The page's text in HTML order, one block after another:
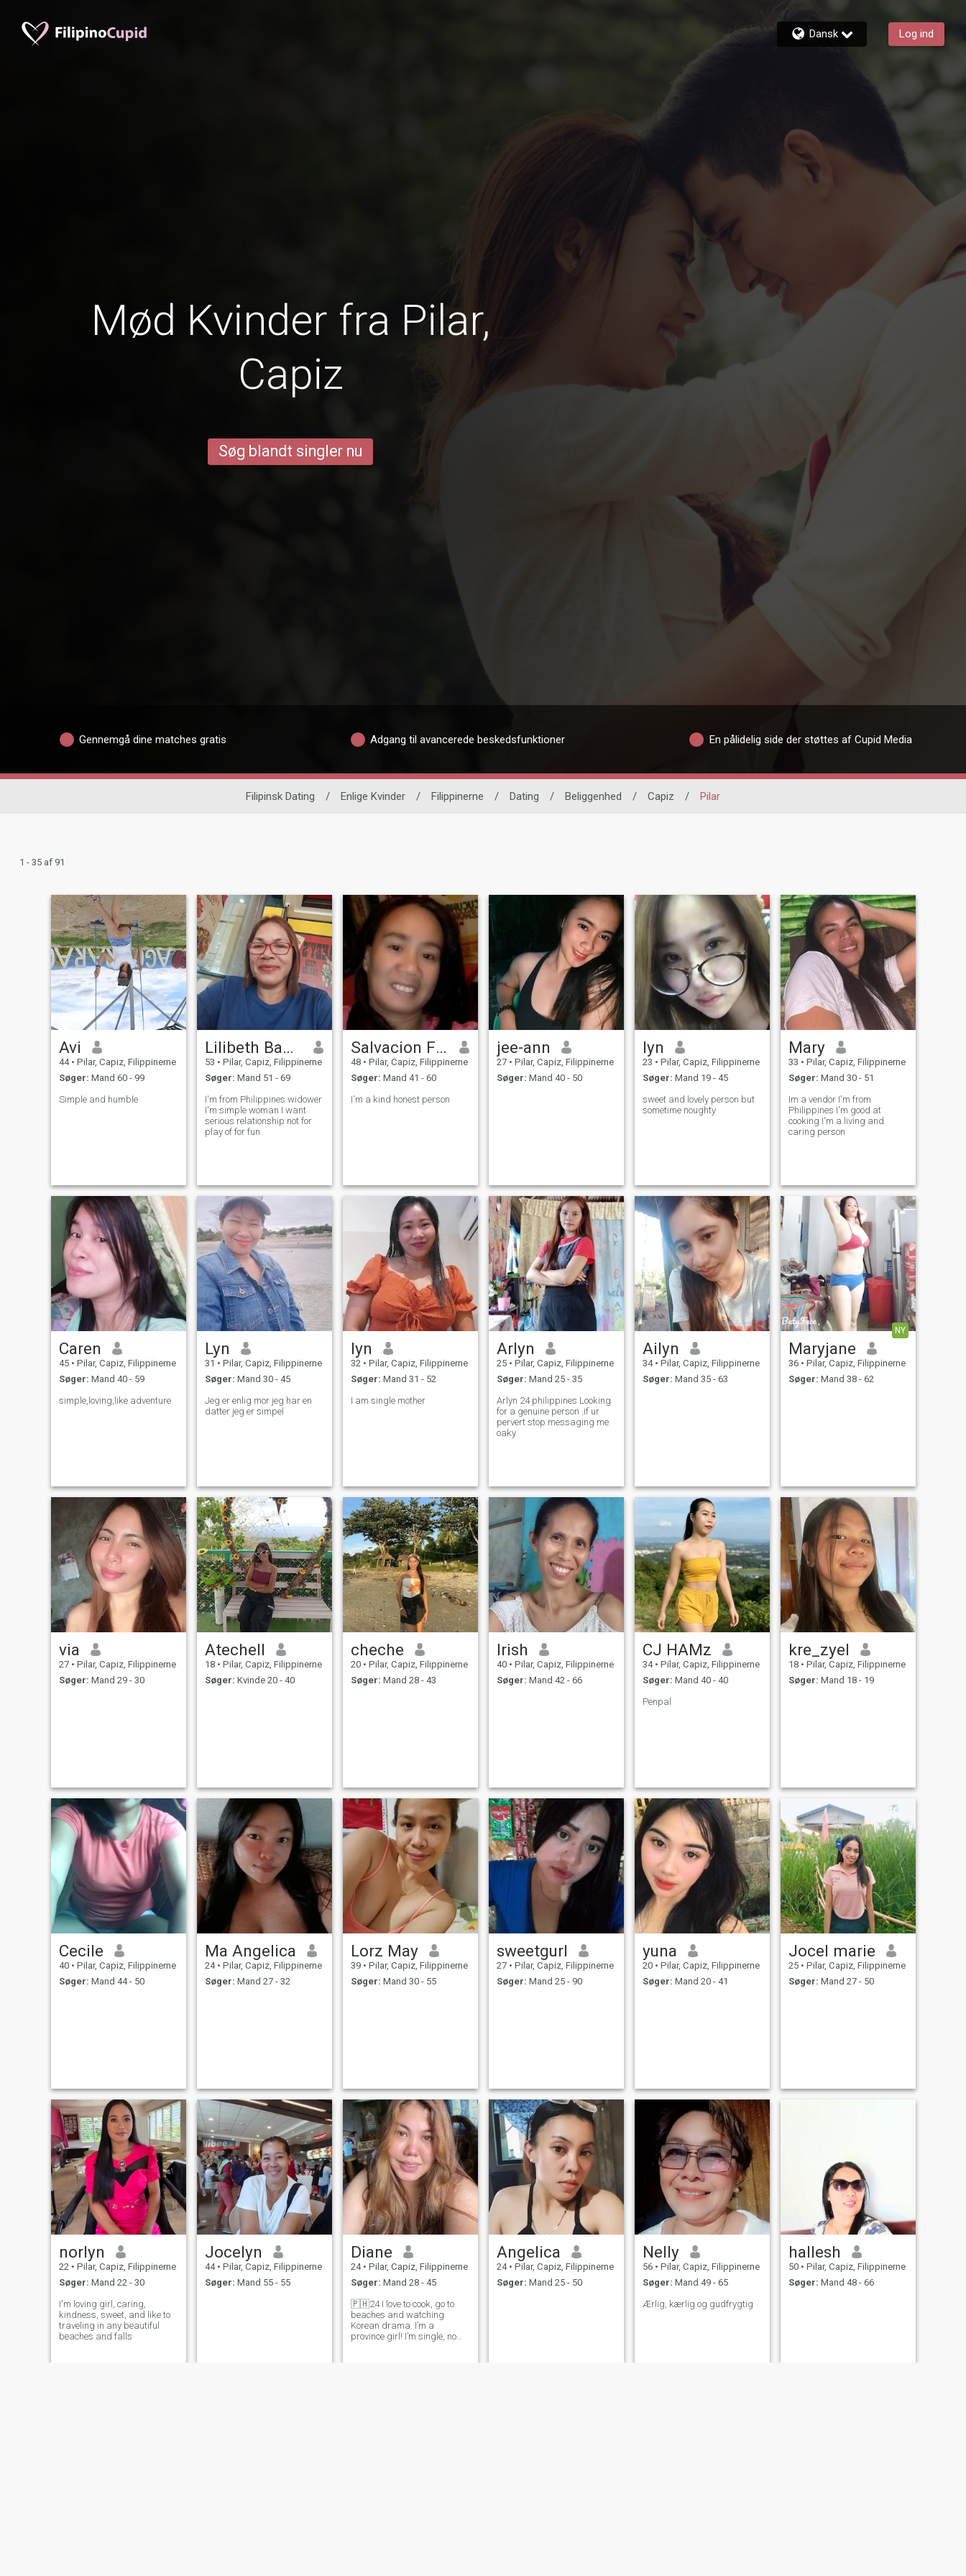
Dansk Log ind
Mød Kvinder fra Pilar,
Capiz
Søg blandt singler nu
Gennemgå dine matches gratis Adgang til avancerede beskedsfunktioner En pålidelig side der støttes af Cupid Media
Filipinsk Dating / Enlige Kvinder / Filippinerne / Dating / Beliggenhed / Capiz / Pilar
1 - 35 af 91
Avi
44 • Pilar, Capiz, Filippinerne
Søger: Mand 60 - 99
Simple and humble
Lilibeth Badiang
53 • Pilar, Capiz, Filippinerne
Søger: Mand 51 - 69
I'm from Philippines widower
I'm simple woman I want
serious relationship not for
play of for fun
Salvacion Francisco
48 • Pilar, Capiz, Filippinerne
Søger: Mand 41 - 60
I'm a kind honest person
jee-ann
27 • Pilar, Capiz, Filippinerne
Søger: Mand 40 - 50
lyn
23 • Pilar, Capiz, Filippinerne
Søger: Mand 19 - 45
sweet and lovely person but
sometime noughty
Mary
33 • Pilar, Capiz, Filippinerne
Søger: Mand 30 - 51
Im a vendor I'm from
Philippines I'm good at
cooking I'm a living and
caring person
Caren
45 • Pilar, Capiz, Filippinerne
Søger: Mand 40 - 59
simple,loving,like adventure
Lyn
31 • Pilar, Capiz, Filippinerne
Søger: Mand 30 - 45
Jeg er enlig mor jeg har en
datter jeg er simpel
lyn
32 • Pilar, Capiz, Filippinerne
Søger: Mand 31 - 52
I am single mother
Arlyn
25 • Pilar, Capiz, Filippinerne
Søger: Mand 25 - 35
Arlyn 24 philippines Looking
for a genuine person .if ur
pervert stop messaging me
oaky
Ailyn
34 • Pilar, Capiz, Filippinerne
Søger: Mand 35 - 63
NY
Maryjane
36 • Pilar, Capiz, Filippinerne
Søger: Mand 38 - 62
via
27 • Pilar, Capiz, Filippinerne
Søger: Mand 29 - 30
Atechell
18 • Pilar, Capiz, Filippinerne
Søger: Kvinde 20 - 40
cheche
20 • Pilar, Capiz, Filippinerne
Søger: Mand 28 - 43
Irish
40 • Pilar, Capiz, Filippinerne
Søger: Mand 42 - 66
CJ HAMz
34 • Pilar, Capiz, Filippinerne
Søger: Mand 40 - 40
Penpal
kre_zyel
18 • Pilar, Capiz, Filippinerne
Søger: Mand 18 - 19
Cecile
40 • Pilar, Capiz, Filippinerne
Søger: Mand 44 - 50
Ma Angelica
24 • Pilar, Capiz, Filippinerne
Søger: Mand 27 - 32
Lorz May
39 • Pilar, Capiz, Filippinerne
Søger: Mand 30 - 55
sweetgurl
27 • Pilar, Capiz, Filippinerne
Søger: Mand 25 - 90
yuna
20 • Pilar, Capiz, Filippinerne
Søger: Mand 20 - 41
Jocel marie
25 • Pilar, Capiz, Filippinerne
Søger: Mand 27 - 50
norlyn
22 • Pilar, Capiz, Filippinerne
Søger: Mand 22 - 30
I'm loving girl, caring,
kindness, sweet, and like to
traveling in any beautiful
beaches and falls
Jocelyn
44 • Pilar, Capiz, Filippinerne
Søger: Mand 55 - 55
Diane
24 • Pilar, Capiz, Filippinerne
Søger: Mand 28 - 45
🇵🇭24 I love to cook, go to
beaches and watching
Korean drama. I’m a
province girl! I’m single, no
Angelica
24 • Pilar, Capiz, Filippinerne
Søger: Mand 25 - 50
Nelly
56 • Pilar, Capiz, Filippinerne
Søger: Mand 49 - 65
Ærlig, kærlig og gudfrygtig
hallesh
50 • Pilar, Capiz, Filippinerne
Søger: Mand 48 - 66